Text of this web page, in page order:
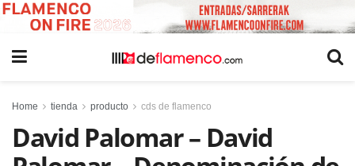
Home tienda producto cds de flamenco
David Palomar – David